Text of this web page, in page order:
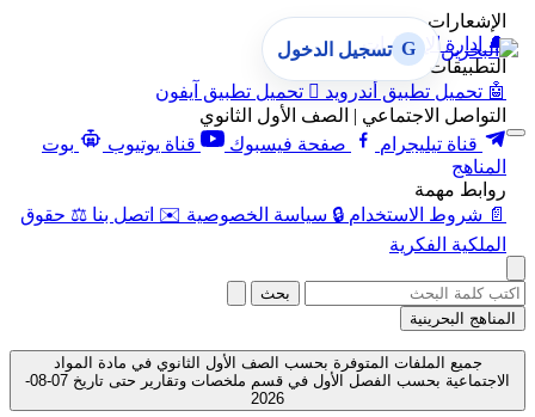
الإشعارات
🔔 إدارة الإشعارات
التطبيقات
🤖 تحميل تطبيق أندرويد  تحميل تطبيق آيفون
التواصل الاجتماعي | الصف الأول الثانوي
قناة تيليجرام
صفحة فيسبوك قناة يوتيوب
بوت
المناهج
روابط مهمة
📄 شروط الاستخدام 🔒 سياسة الخصوصية ✉️ اتصل بنا ⚖️ حقوق
الملكية الفكرية
G تسجيل الدخول
بحث
المناهج البحرينية
جميع الملفات المتوفرة بحسب الصف الأول الثانوي في مادة المواد
الاجتماعية بحسب الفصل الأول في قسم ملخصات وتقارير حتى تاريخ 07-08-
2026